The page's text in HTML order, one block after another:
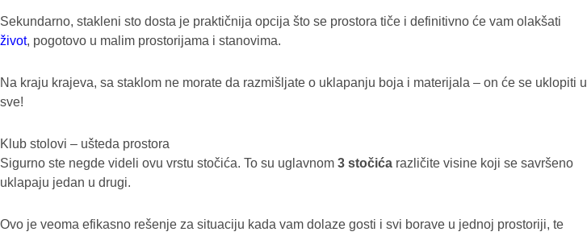
Sekundarno, stakleni sto dosta je praktičnija opcija što se prostora tiče i definitivno će vam olakšati
život, pogotovo u malim prostorijama i stanovima.
Na kraju krajeva, sa staklom ne morate da razmišljate o uklapanju boja i materijala – on će se uklopiti u
sve!
Klub stolovi – ušteda prostora
Sigurno ste negde videli ovu vrstu stočića. To su uglavnom 3 stočića različite visine koji se savršeno
uklapaju jedan u drugi.
Ovo je veoma efikasno rešenje za situaciju kada vam dolaze gosti i svi borave u jednoj prostoriji, te